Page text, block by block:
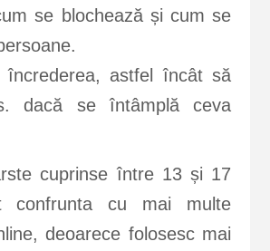
se blochează și cum se
încrederea, astfel încât să
dacă se întâmplă ceva
cuprinse între 13 și 17
confrunta cu mai multe
deoarece folosesc mai